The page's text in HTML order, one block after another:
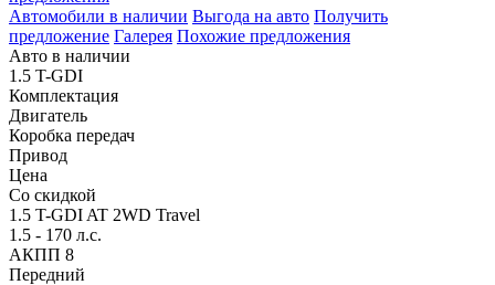
Автомобили в наличии Выгода на авто Получить
предложение Галерея Похожие предложения
Авто в наличии
1.5 T-GDI
Комплектация
Двигатель
Коробка передач
Привод
Цена
Со скидкой
1.5 T-GDI AT 2WD Travel
1.5 - 170 л.с.
АКПП 8
Передний